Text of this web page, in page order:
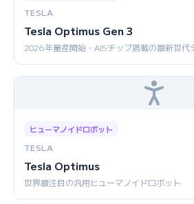
TESLA
Tesla Optimus Gen 3
2026年量産開始・AI5チップ搭載の最新世代
ヒューマノイドロボット
TESLA
Tesla Optimus
世界最注目の汎用ヒューマノイドロボット